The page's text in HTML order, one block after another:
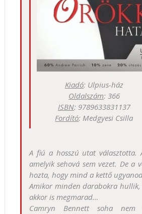
Kiadó: Ulpius-ház
Oldalszám: 366
ISBN: 9789633831137
Fordító: Medgyesi Csilla
A fiú a hosszú utat választotta.
amelyik sehová sem vezet. De a
hozta, hogy mind a kettő
Amikor minden darabokra hullik,
akkor is megmarad…
Camryn Bennett soha